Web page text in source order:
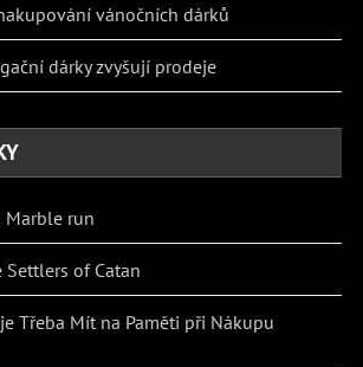
vánočních dárků
dárky zvyšují prodeje
Marble run
Settlers of Catan
Třeba Mít na Paměti při Nákupu